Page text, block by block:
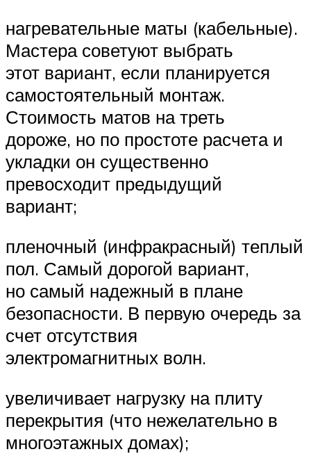
нагревательные маты (кабельные).
Мастера советуют выбрать
этот вариант, если планируется
самостоятельный монтаж.
Стоимость матов на треть
дороже, но по простоте расчета и
укладки он существенно
превосходит предыдущий
вариант;
пленочный (инфракрасный) теплый
пол. Самый дорогой вариант,
но самый надежный в плане
безопасности. В первую очередь за
счет отсутствия
электромагнитных волн.
увеличивает нагрузку на плиту
перекрытия (что нежелательно в
многоэтажных домах);